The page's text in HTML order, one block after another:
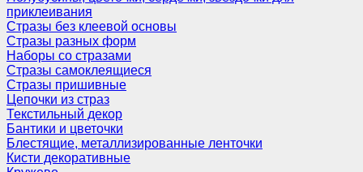
приклеивания
Стразы без клеевой основы
Стразы разных форм
Наборы со стразами
Стразы самоклеящиеся
Стразы пришивные
Цепочки из страз
Текстильный декор
Бантики и цветочки
Блестящие, металлизированные ленточки
Кисти декоративные